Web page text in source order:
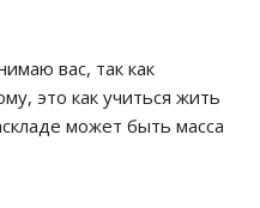
вас, так как
это как учиться жить
может быть масса